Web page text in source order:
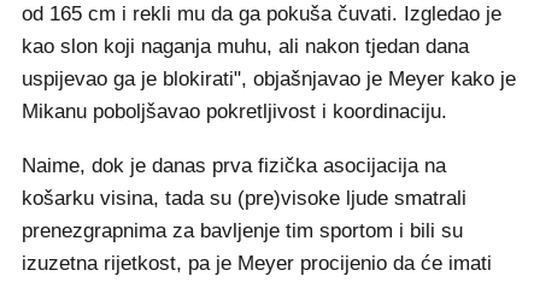
od 165 cm i rekli mu da ga pokuša čuvati. Izgledao je
kao slon koji naganja muhu, ali nakon tjedan dana
uspijevao ga je blokirati", objašnjavao je Meyer kako je
Mikanu poboljšavao pokretljivost i koordinaciju.
Naime, dok je danas prva fizička asocijacija na
košarku visina, tada su (pre)visoke ljude smatrali
prenezgrapnima za bavljenje tim sportom i bili su
izuzetna rijetkost, pa je Meyer procijenio da će imati